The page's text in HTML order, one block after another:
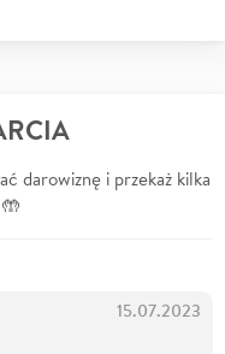
darowiznę i przekaż kilka
15.07.2023